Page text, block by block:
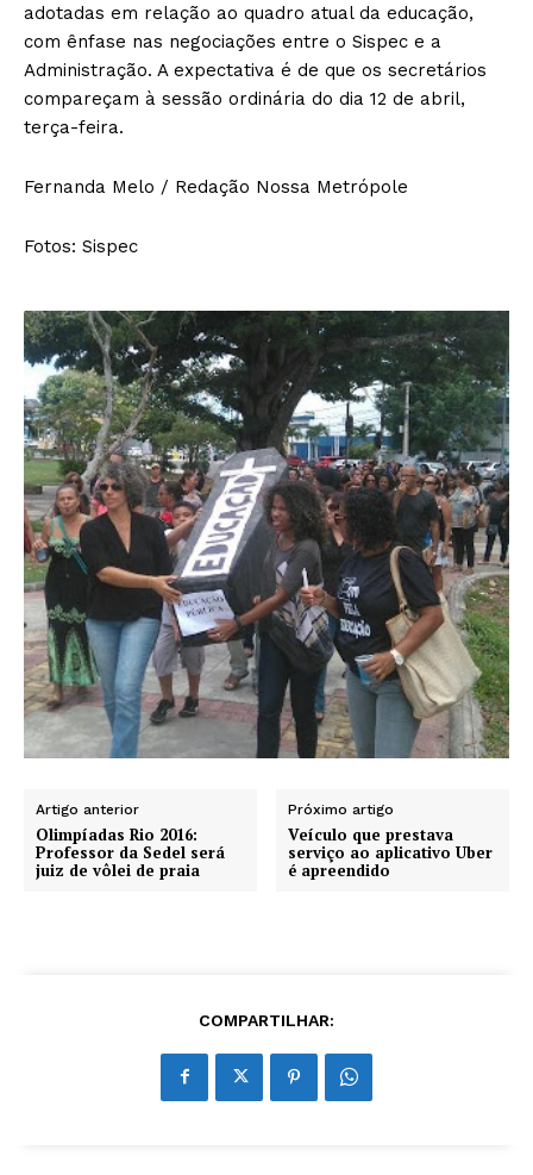
adotadas em relação ao quadro atual da educação,
com ênfase nas negociações entre o Sispec e a
Administração. A expectativa é de que os secretários
compareçam à sessão ordinária do dia 12 de abril,
terça-feira.
Fernanda Melo / Redação Nossa Metrópole
Fotos: Sispec
Artigo anterior
Olimpíadas Rio 2016:
Professor da Sedel será
juiz de vôlei de praia
Próximo artigo
Veículo que prestava
serviço ao aplicativo Uber
é apreendido
COMPARTILHAR: